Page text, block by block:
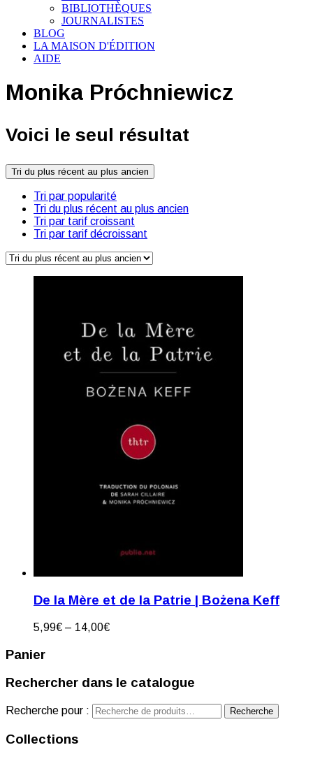
BIBLIOTHÈQUES
JOURNALISTES
BLOG
LA MAISON D'ÉDITION
AIDE
Monika Próchniewicz
Voici le seul résultat
Tri du plus récent au plus ancien
Tri par popularité
Tri du plus récent au plus ancien
Tri par tarif croissant
Tri par tarif décroissant
De la Mère et de la Patrie | Bożena Keff
5,99€ – 14,00€
Panier
Rechercher dans le catalogue
Recherche pour : Recherche
Collections